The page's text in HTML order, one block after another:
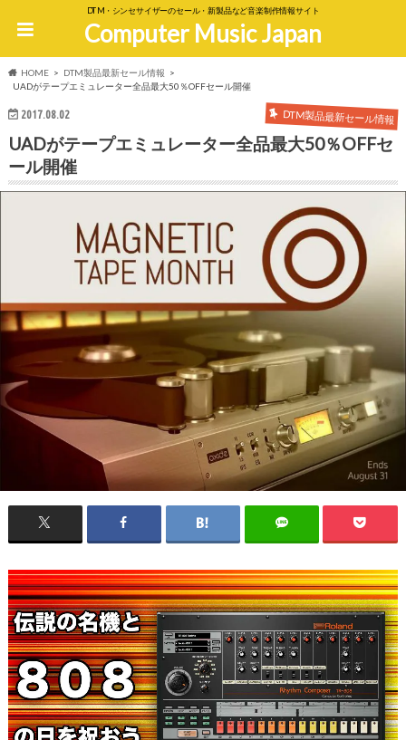
DTM・シンセサイザーのセール・新製品など音楽制作情報サイト
Computer Music Japan
HOME
DTM製品最新セール情報
UADがテープエミュレーター全品最大50％OFFセール開催
2017.08.02 DTM製品最新セール情報
UADがテープエミュレーター全品最大50％OFFセ
ール開催